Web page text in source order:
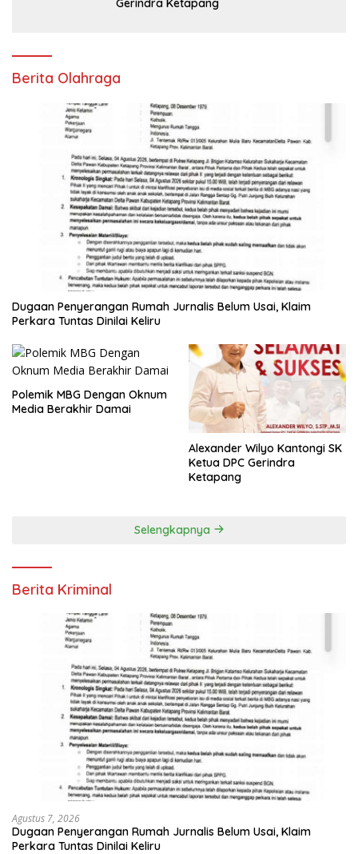
Gerindra Ketapang
Berita Olahraga
Dugaan Penyerangan Rumah Jurnalis Belum Usai, Klaim
Perkara Tuntas Dinilai Keliru
Polemik MBG Dengan Oknum
Media Berakhir Damai
Alexander Wilyo Kantongi SK
Ketua DPC Gerindra
Ketapang
Selengkapnya
Berita Kriminal
Agustus 7, 2026
Dugaan Penyerangan Rumah Jurnalis Belum Usai, Klaim
Perkara Tuntas Dinilai Keliru